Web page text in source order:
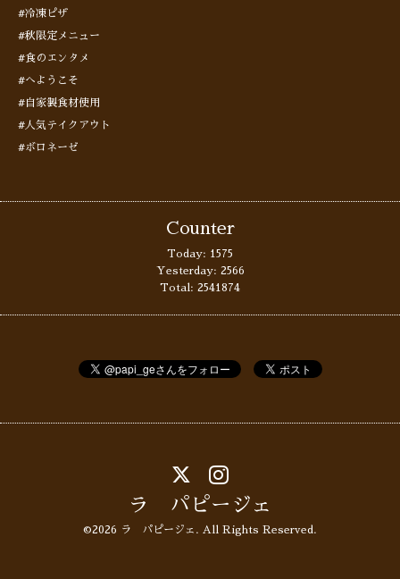
#冷凍ピザ
#秋限定メニュー
#食のエンタメ
#へようこそ
#自家製食材使用
#人気テイクアウト
#ボロネーゼ
Counter
Today: 1575
Yesterday: 2566
Total: 2541874
ラ パピージェ
©2026 ラ パピージェ . All Rights Reserved.